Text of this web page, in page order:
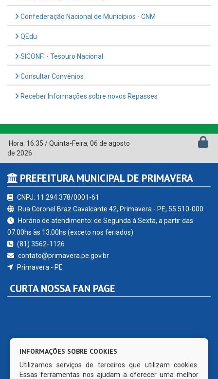
Confederação Nacional de Municípios - CNM
QEdu
SICONFI - Tesouro Nacional
Consultar Convênios
Receber Informações sobre novos Repasses
Hora: 16:35 /Quinta-Feira, 06 de agosto
de 2026
PREFEITURA MUNICIPAL DE PRIMAVERA
CNPJ: 11.294.378/0001-61
Rua Coronel Braz Cavalcante 42, Primavera - PE, 55.510-000
Horário de atendimento: de Segunda à Sexta, a partir das
07:00hs às 13:00hs (exceto nos feriados)
(81) 3562-1126
contato@primavera.pe.gov.br
Primavera - PE
CURTA NOSSA FAN PAGE
INFORMAÇÕES SOBRE COOKIES
Utilizamos serviços de terceiros que utilizam cookies.
Essas ferramentas nos ajudam a oferecer uma melhor